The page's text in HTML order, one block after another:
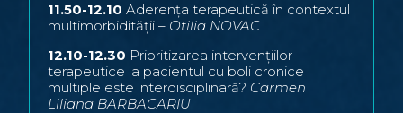
11.50-12.10 Aderența terapeutică în contextul
multimorbidității – Otilia NOVAC
12.10-12.30 Prioritizarea intervențiilor
terapeutice la pacientul cu boli cronice
multiple este interdisciplinară? Carmen
Liliana BARBACARIU